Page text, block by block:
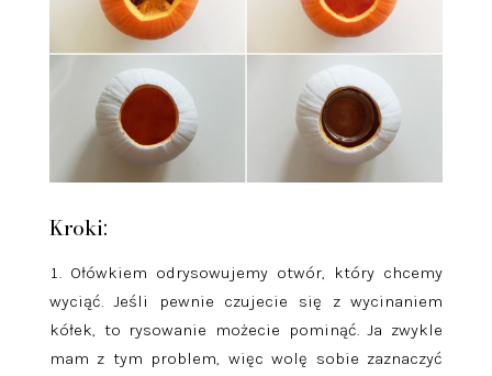
Kroki:
Ołówkiem odrysowujemy otwór, który chcemy
wyciąć. Jeśli pewnie czujecie się z wycinaniem
kółek, to rysowanie możecie pominąć. Ja zwykle
mam z tym problem, więc wolę sobie zaznaczyć